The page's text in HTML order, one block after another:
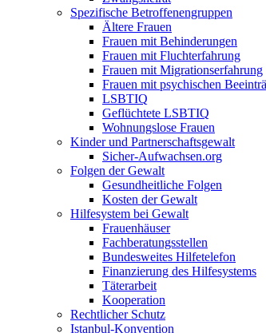
Spezifische Betroffenengruppen
Ältere Frauen
Frauen mit Behinderungen
Frauen mit Fluchterfahrung
Frauen mit Migrationserfahrung
Frauen mit psychischen
LSBTIQ
Geflüchtete LSBTIQ
Wohnungslose Frauen
Kinder und Partnerschaftsgewalt
Sicher-Aufwachsen.org
Folgen der Gewalt
Gesundheitliche Folgen
Kosten der Gewalt
Hilfesystem bei Gewalt
Frauenhäuser
Fachberatungsstellen
Bundesweites Hilfetelefon
Finanzierung des Hilfesystems
Täterarbeit
Kooperation
Rechtlicher Schutz
Istanbul-Konvention